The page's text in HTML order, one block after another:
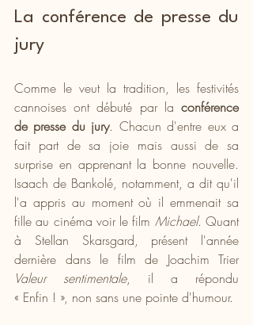
La conférence de presse du
jury
Comme le veut la tradition, les festivités
cannoises ont débuté par la conférence
de presse du jury. Chacun d'entre eux a
fait part de sa joie mais aussi de sa
surprise en apprenant la bonne nouvelle.
Isaach de Bankolé, notamment, a dit qu'il
l'a appris au moment où il emmenait sa
fille au cinéma voir le film Michael. Quant
à Stellan Skarsgard, présent l'année
dernière dans le film de Joachim Trier
Valeur sentimentale, il a répondu
« Enfin ! », non sans une pointe d'humour.